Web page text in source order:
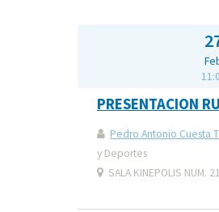
PRESENTACION
Pedro Antonio Cuesta
y Deportes
SALA KINEPOLIS NUM. 21